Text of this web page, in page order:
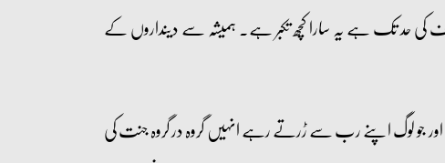
کی حد تک ہے یہ سارا کچھ تکبر ہے۔ ہمیشہ سے دینداروں کے
اور جو لوگ اپنے رب سے ڑرتے رہے انہیں گروہ در گروہ جنت کی